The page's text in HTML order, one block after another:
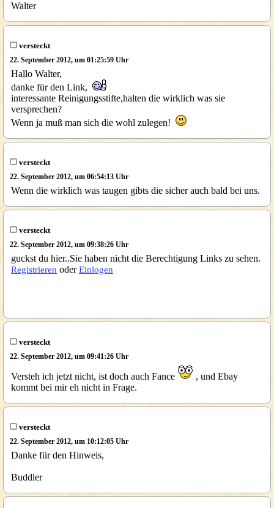
Walter
versteckt
22. September 2012, um 01:25:59 Uhr
Hallo Walter,
danke für den Link,
interessante Reinigungsstifte,halten die wirklich was sie
versprechen?
Wenn ja muß man sich die wohl zulegen!
versteckt
22. September 2012, um 06:54:13 Uhr
Wenn die wirklich was taugen gibts die sicher auch bald bei uns.
versteckt
22. September 2012, um 09:38:26 Uhr
guckst du hier..Sie haben nicht die Berechtigung Links zu sehen.
Registrieren oderEinlogen
versteckt
22. September 2012, um 09:41:26 Uhr
Versteh ich jetzt nicht, ist doch auch Fance
, und Ebay
kommt bei mir eh nicht in Frage.
versteckt
22. September 2012, um 10:12:05 Uhr
Danke für den Hinweis,
Buddler